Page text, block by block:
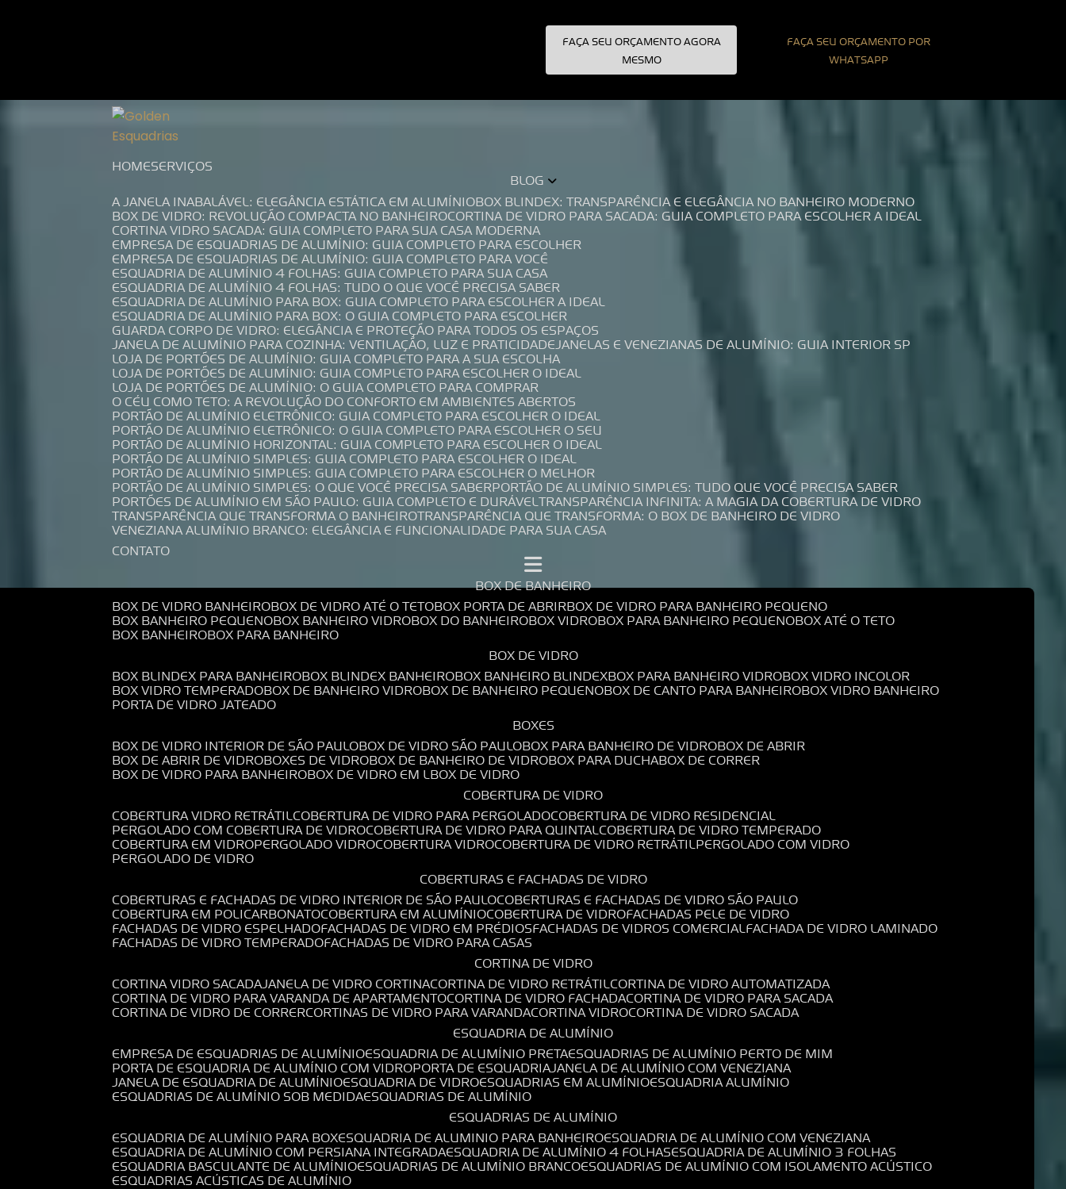
FAÇA SEU ORÇAMENTO AGORA
MESMO
FAÇA SEU ORÇAMENTO POR
WHATSAPP
HOME SERVIÇOS
BLOG
A JANELA INABALÁVEL: ELEGÂNCIA ESTÁTICA EM ALUMÍNIO BOX BLINDEX: TRANSPARÊNCIA E ELEGÂNCIA NO BANHEIRO MODERNO
BOX DE VIDRO: REVOLUÇÃO COMPACTA NO BANHEIRO CORTINA DE VIDRO PARA SACADA: GUIA COMPLETO PARA ESCOLHER A IDEAL
CORTINA VIDRO SACADA: GUIA COMPLETO PARA SUA CASA MODERNA
EMPRESA DE ESQUADRIAS DE ALUMÍNIO: GUIA COMPLETO PARA ESCOLHER
EMPRESA DE ESQUADRIAS DE ALUMÍNIO: GUIA COMPLETO PARA VOCÊ
ESQUADRIA DE ALUMÍNIO 4 FOLHAS: GUIA COMPLETO PARA SUA CASA
ESQUADRIA DE ALUMÍNIO 4 FOLHAS: TUDO O QUE VOCÊ PRECISA SABER
ESQUADRIA DE ALUMÍNIO PARA BOX: GUIA COMPLETO PARA ESCOLHER A IDEAL
ESQUADRIA DE ALUMÍNIO PARA BOX: O GUIA COMPLETO PARA ESCOLHER
GUARDA CORPO DE VIDRO: ELEGÂNCIA E PROTEÇÃO PARA TODOS OS ESPAÇOS
JANELA DE ALUMÍNIO PARA COZINHA: VENTILAÇÃO, LUZ E PRATICIDADE JANELAS E VENEZIANAS DE ALUMÍNIO: GUIA INTERIOR SP
LOJA DE PORTÕES DE ALUMÍNIO: GUIA COMPLETO PARA A SUA ESCOLHA
LOJA DE PORTÕES DE ALUMÍNIO: GUIA COMPLETO PARA ESCOLHER O IDEAL
LOJA DE PORTÕES DE ALUMÍNIO: O GUIA COMPLETO PARA COMPRAR
O CÉU COMO TETO: A REVOLUÇÃO DO CONFORTO EM AMBIENTES ABERTOS
PORTÃO DE ALUMÍNIO ELETRÔNICO: GUIA COMPLETO PARA ESCOLHER O IDEAL
PORTÃO DE ALUMÍNIO ELETRÔNICO: O GUIA COMPLETO PARA ESCOLHER O SEU
PORTÃO DE ALUMÍNIO HORIZONTAL: GUIA COMPLETO PARA ESCOLHER O IDEAL
PORTÃO DE ALUMÍNIO SIMPLES: GUIA COMPLETO PARA ESCOLHER O IDEAL
PORTÃO DE ALUMÍNIO SIMPLES: GUIA COMPLETO PARA ESCOLHER O MELHOR
PORTÃO DE ALUMÍNIO SIMPLES: O QUE VOCÊ PRECISA SABER PORTÃO DE ALUMÍNIO SIMPLES: TUDO QUE VOCÊ PRECISA SABER
PORTÕES DE ALUMÍNIO EM SÃO PAULO: GUIA COMPLETO E DURÁVEL TRANSPARÊNCIA INFINITA: A MAGIA DA COBERTURA DE VIDRO
TRANSPARÊNCIA QUE TRANSFORMA O BANHEIRO TRANSPARÊNCIA QUE TRANSFORMA: O BOX DE BANHEIRO DE VIDRO
VENEZIANA ALUMÍNIO BRANCO: ELEGÂNCIA E FUNCIONALIDADE PARA SUA CASA
CONTATO
BOX DE BANHEIRO
BOX DE VIDRO BANHEIRO BOX DE VIDRO ATÉ O TETO BOX PORTA DE ABRIR BOX DE VIDRO PARA BANHEIRO PEQUENO
BOX BANHEIRO PEQUENO BOX BANHEIRO VIDRO BOX DO BANHEIRO BOX VIDRO BOX PARA BANHEIRO PEQUENO BOX ATÉ O TETO
BOX BANHEIRO BOX PARA BANHEIRO
BOX DE VIDRO
BOX BLINDEX PARA BANHEIRO BOX BLINDEX BANHEIRO BOX BANHEIRO BLINDEX BOX PARA BANHEIRO VIDRO BOX VIDRO INCOLOR
BOX VIDRO TEMPERADO BOX DE BANHEIRO VIDRO BOX DE BANHEIRO PEQUENO BOX DE CANTO PARA BANHEIRO BOX VIDRO BANHEIRO
PORTA DE VIDRO JATEADO
BOXES
BOX DE VIDRO INTERIOR DE SÃO PAULO BOX DE VIDRO SÃO PAULO BOX PARA BANHEIRO DE VIDRO BOX DE ABRIR
BOX DE ABRIR DE VIDRO BOXES DE VIDRO BOX DE BANHEIRO DE VIDRO BOX PARA DUCHA BOX DE CORRER
BOX DE VIDRO PARA BANHEIRO BOX DE VIDRO EM L BOX DE VIDRO
COBERTURA DE VIDRO
COBERTURA VIDRO RETRÁTIL COBERTURA DE VIDRO PARA PERGOLADO COBERTURA DE VIDRO RESIDENCIAL
PERGOLADO COM COBERTURA DE VIDRO COBERTURA DE VIDRO PARA QUINTAL COBERTURA DE VIDRO TEMPERADO
COBERTURA EM VIDRO PERGOLADO VIDRO COBERTURA VIDRO COBERTURA DE VIDRO RETRÁTIL PERGOLADO COM VIDRO
PERGOLADO DE VIDRO
COBERTURAS E FACHADAS DE VIDRO
COBERTURAS E FACHADAS DE VIDRO INTERIOR DE SÃO PAULO COBERTURAS E FACHADAS DE VIDRO SÃO PAULO
COBERTURA EM POLICARBONATO COBERTURA EM ALUMÍNIO COBERTURA DE VIDRO FACHADAS PELE DE VIDRO
FACHADAS DE VIDRO ESPELHADO FACHADAS DE VIDRO EM PRÉDIOS FACHADAS DE VIDROS COMERCIAL FACHADA DE VIDRO LAMINADO
FACHADAS DE VIDRO TEMPERADO FACHADAS DE VIDRO PARA CASAS
CORTINA DE VIDRO
CORTINA VIDRO SACADA JANELA DE VIDRO CORTINA CORTINA DE VIDRO RETRÁTIL CORTINA DE VIDRO AUTOMATIZADA
CORTINA DE VIDRO PARA VARANDA DE APARTAMENTO CORTINA DE VIDRO FACHADA CORTINA DE VIDRO PARA SACADA
CORTINA DE VIDRO DE CORRER CORTINAS DE VIDRO PARA VARANDA CORTINA VIDRO CORTINA DE VIDRO SACADA
ESQUADRIA DE ALUMÍNIO
EMPRESA DE ESQUADRIAS DE ALUMÍNIO ESQUADRIA DE ALUMÍNIO PRETA ESQUADRIAS DE ALUMÍNIO PERTO DE MIM
PORTA DE ESQUADRIA DE ALUMÍNIO COM VIDRO PORTA DE ESQUADRIA JANELA DE ALUMÍNIO COM VENEZIANA
JANELA DE ESQUADRIA DE ALUMÍNIO ESQUADRIA DE VIDRO ESQUADRIAS EM ALUMÍNIO ESQUADRIA ALUMÍNIO
ESQUADRIAS DE ALUMÍNIO SOB MEDIDA ESQUADRIAS DE ALUMÍNIO
ESQUADRIAS DE ALUMÍNIO
ESQUADRIA DE ALUMÍNIO PARA BOX ESQUADRIA DE ALUMINIO PARA BANHEIRO ESQUADRIA DE ALUMÍNIO COM VENEZIANA
ESQUADRIA DE ALUMÍNIO COM PERSIANA INTEGRADA ESQUADRIA DE ALUMÍNIO 4 FOLHAS ESQUADRIA DE ALUMÍNIO 3 FOLHAS
ESQUADRIA BASCULANTE DE ALUMÍNIO ESQUADRIAS DE ALUMÍNIO BRANCO ESQUADRIAS DE ALUMÍNIO COM ISOLAMENTO ACÚSTICO
ESQUADRIAS ACÚSTICAS DE ALUMÍNIO